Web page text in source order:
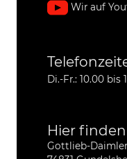
Wir auf
Di.-Fr.: 10.00 bis
Hier finden
Gottlieb-